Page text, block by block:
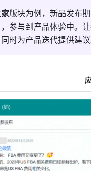
版块为例，新品发布
参与到产品体验中。
时为产品迭代提供建